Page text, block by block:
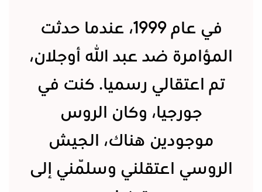
في عام 1999، عندما حدثت
المؤامرة ضد عبد الله أوجلان،
تم اعتقالي رسميا. كنت في
جورجيا، وكان الروس
موجودين هناك، الجيش
الروسي اعتقلني وسلّمني إلى